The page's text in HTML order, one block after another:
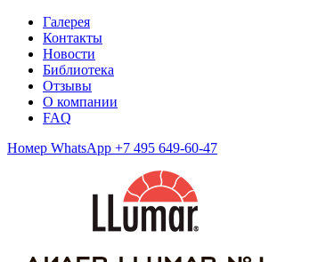
Галерея
Контакты
Новости
Библиотека
Отзывы
О компании
FAQ
Номер WhatsApp +7 495 649-60-47